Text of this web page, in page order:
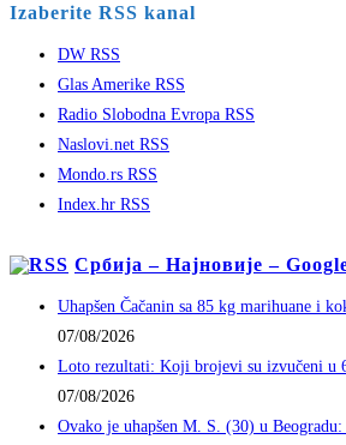
Izaberite RSS kanal
DW RSS
Glas Amerike RSS
Radio Slobodna Evropa RSS
Naslovi.net RSS
Mondo.rs RSS
Index.hr RSS
Србија – Најновије –
Uhapšen Čačanin sa 85 kg marihuane i
07/08/2026
Loto rezultati: Koji brojevi su izvučeni u
07/08/2026
Ovako je uhapšen M. S. (30) u Beogradu: